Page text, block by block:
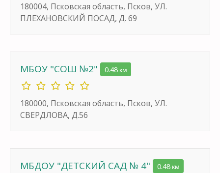
180004, Псковская область, Псков, УЛ.
ПЛЕХАНОВСКИЙ ПОСАД, Д. 69
МБОУ "СОШ №2" 0.48 км
180000, Псковская область, Псков, УЛ.
СВЕРДЛОВА, Д.56
МБДОУ "ДЕТСКИЙ САД № 4" 0.48 км